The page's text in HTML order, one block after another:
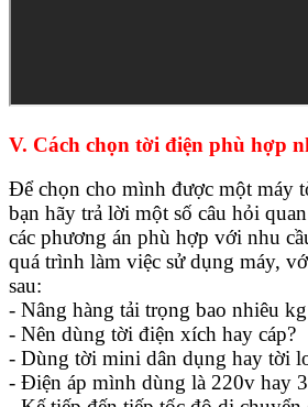
V. Cách chọn tời điện phù hợp
Để chọn cho mình được một máy
bạn hãy trả lời một số câu hỏi
các phương án phù hợp với nhu
quá trình làm việc sử dụng máy,
sau:
- Nâng hàng tải trọng bao nhiêu
- Nên dùng tời điện xích hay cáp?
- Dùng tời mini dân dụng hay tời
- Điện áp mình dùng là 220v hay